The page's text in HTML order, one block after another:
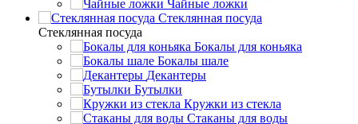
Чайные ложки
Стеклянная посуда
Стеклянная посуда
Бокалы для коньяка
Бокалы шале
Декантеры
Бутылки
Кружки из стекла
Стаканы для воды